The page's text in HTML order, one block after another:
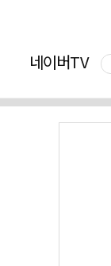
네이버TV